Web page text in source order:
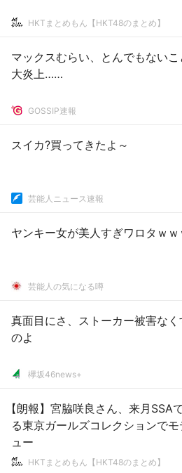
HKTまとめもん【HKT48のまとめ】
マックスむらい、とんでもないこ
大炎上……
GOSSIP速報
スイカ?買ってきたよ～
芸能人ニュース速報
ヤンキー女が美人すぎワロタｗｗ
芸能人の気になる噂
真面目にさ、ストーカー被害な
のよ
欅坂46news+
【朗報】宮脇咲良さん、来月SSA
る東京ガールズコレクションで
ュー
HKTまとめもん【HKT48のまとめ】